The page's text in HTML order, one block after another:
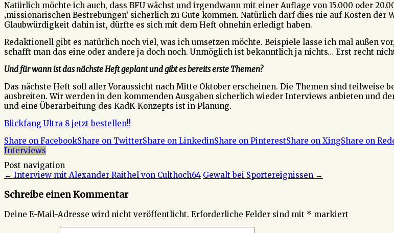
Natürlich möchte ich auch, dass BFU wächst und irgendwann mit einer Auflage von 15.000 oder
‚missionarischen Bestrebungen’ sicherlich zu Gute kommen. Natürlich darf dies nie auf Kosten
Glaubwürdigkeit dahin ist, dürfte es sich mit dem Heft ohnehin erledigt haben.
Redaktionell gibt es natürlich noch viel, was ich umsetzen möchte. Beispiele lasse ich mal außen
schafft man das eine oder andere ja doch noch. Unmöglich ist bekanntlich ja nichts… Erst recht
Und für wann ist das nächste Heft geplant und gibt es bereits erste Themen?
Das nächste Heft soll aller Voraussicht nach Mitte Oktober erscheinen. Die Themen sind teilweise
ausbreiten. Wir werden in den kommenden Ausgaben sicherlich wieder Interviews anbieten und
und eine Überarbeitung des KadK-Konzepts ist in Planung.
Blickfang Ultra 8 jetzt bestellen!!
Share on FacebookShare on TwitterShare on LinkedinShare on PinterestShare on XingShare on
Interviews
Post navigation
← Interview mit Alexander Raithel von Culthoch64 Gewalt bei Sportereignissen →
Schreibe einen Kommentar
Deine E-Mail-Adresse wird nicht veröffentlicht. Erforderliche Felder sind mit * markiert